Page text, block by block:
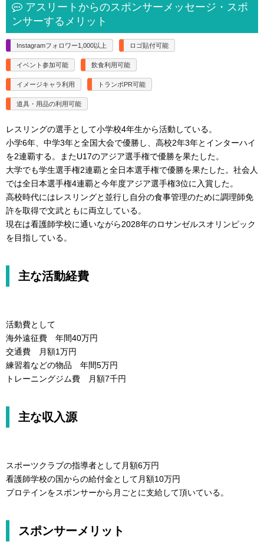
アスリートからのスポンサーメッセージ・スポ
ンサーするメリット
Instagramフォロワー1,000以上 ロゴ貼付可能
イベント参加可能 飲食利用可能
イメージキャラ利用 トランポPR可能
道具・用品の利用可能
レスリングの選手として小学校4年生から活動している。
小学6年、中学3年と全国大会で優勝し、高校2年3年とインターハイ
を2連覇する。またU17のアジア選手権で優勝を果たした。
大学でも学生選手権2連覇と全日本選手権で優勝を果たした。社会人
では全日本選手権4連覇と今年度アジア選手権3位に入賞した。
高校時代にはレスリングと並行し自分の食事管理のために調理師免
許を取得で文武ともに両立している。
現在は看護師学校に通いながら2028年のロサンゼルスオリンピック
を目指している。
主な活動経費
活動費として
海外遠征費 年間40万円
交通費 月額1万円
練習着などの物品 年間5万円
トレーニングジム費 月額7千円
主な収入源
スポーツクラブの指導者として月額6万円
看護師学校の国からの給付金として月額10万円
プロテインをスポンサーから月ごとに支給して頂いている。
スポンサーメリット